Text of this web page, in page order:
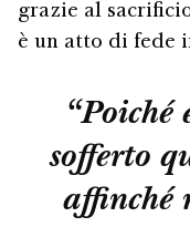
grazie al
è un atto di fede
“Poiché
sofferto
affinché